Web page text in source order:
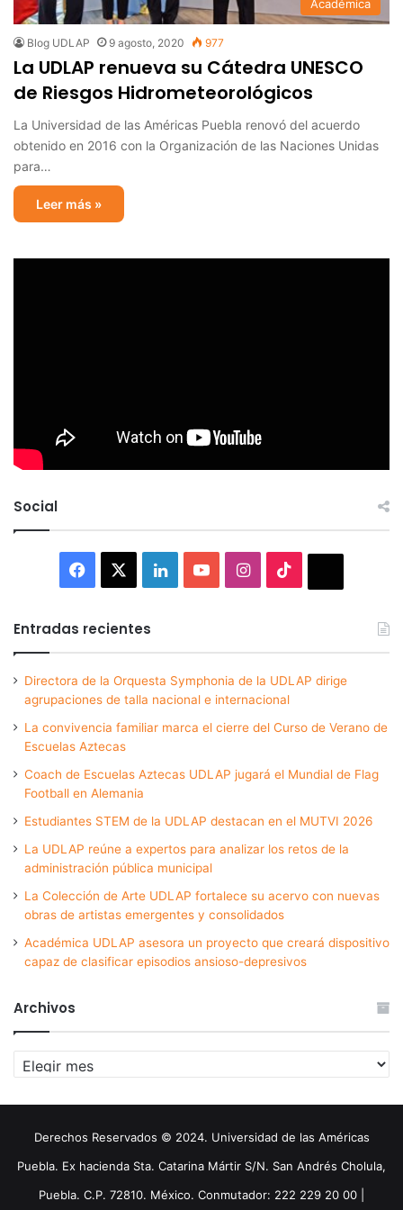
Académica
Blog UDLAP 9 agosto, 2020 977
La UDLAP renueva su Cátedra UNESCO
de Riesgos Hidrometeorológicos
La Universidad de las Américas Puebla renovó del acuerdo
obtenido en 2016 con la Organización de las Naciones Unidas
para…
Leer más »
Social
Facebook LinkedInYouTubeInstagram
Entradas recientes
Directora de la Orquesta Symphonia de la UDLAP dirige
agrupaciones de talla nacional e internacional
La convivencia familiar marca el cierre del Curso de Verano de
Escuelas Aztecas
Coach de Escuelas Aztecas UDLAP jugará el Mundial de Flag
Football en Alemania
Estudiantes STEM de la UDLAP destacan en el MUTVI 2026
La UDLAP reúne a expertos para analizar los retos de la
administración pública municipal
La Colección de Arte UDLAP fortalece su acervo con nuevas
obras de artistas emergentes y consolidados
Académica UDLAP asesora un proyecto que creará dispositivo
capaz de clasificar episodios ansioso-depresivos
Archivos
Archivos
Derechos Reservados © 2024. Universidad de las Américas
Puebla. Ex hacienda Sta. Catarina Mártir S/N. San Andrés Cholula,
Puebla. C.P. 72810. México. Conmutador: 222 229 20 00 |